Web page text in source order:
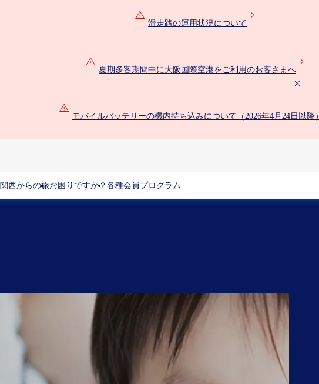
滑走路の運用状況について
夏期多客期間中に大阪国際空港をご利用のお客さまへ
モバイルバッテリーの機内持ち込みについて（2026年4月24日以降）
関西からの旅お困りですか？ 各種会員プログラム